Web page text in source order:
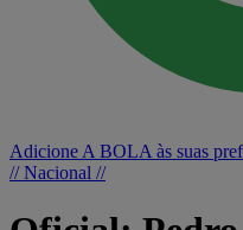
Adicione A BOLA às suas
// Nacional //